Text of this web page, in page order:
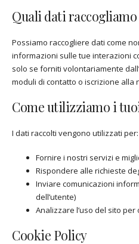
Quali dati raccogliamo
Possiamo raccogliere dati come
informazioni sulle tue interazioni
solo se forniti volontariamente
moduli di contatto o iscrizione alla
Come utilizziamo i
I dati raccolti vengono utilizzati per:
Fornire i nostri servizi e
Rispondere alle richieste
Inviare comunicazioni
dell’utente)
Analizzare l’uso del sito
Cookie Policy